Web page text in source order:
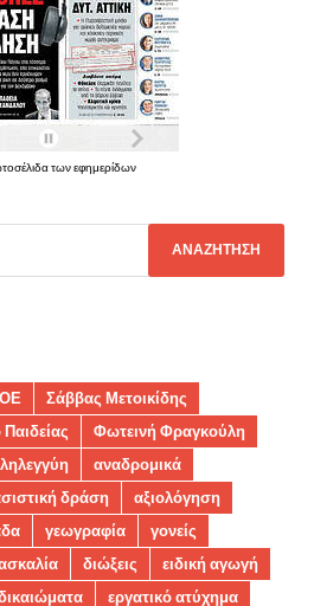
των εφημερίδων
Σάββας Μετοικίδης
Φωτεινή Φραγκούλη
αναδρομικά
δράση
αξιολόγηση
γεωγραφία
γονείς
διώξεις
ειδική αγωγή
εργατικό ατύχημα